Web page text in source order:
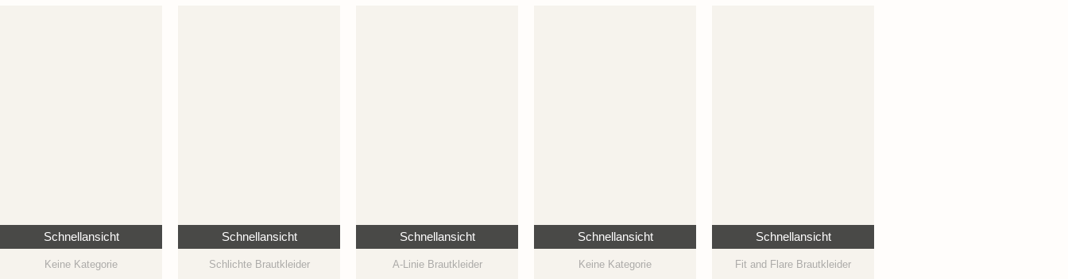
Schnellansicht
Keine Kategorie
Schnellansicht
Schlichte Brautkleider
Schnellansicht
A-Linie Brautkleider
Schnellansicht
Keine Kategorie
Schnellansicht
Fit and Flare Brautkleider